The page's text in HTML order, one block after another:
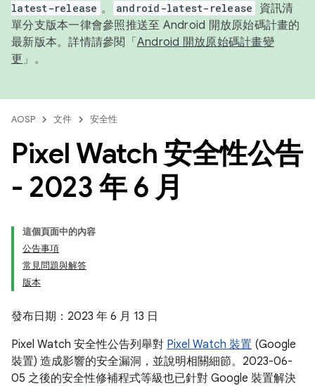
latest-release 。 android-latest-release
資訊清
單分支版本一律會參照推送至 Android 開放原始碼計畫的
最新版本。詳情請參閱「 Android 開放原始碼計畫變
更 」。
AOSP 文件 安全性
Pixel Watch 安全性公告
- 2023 年 6 月
這個頁面中的內容
公告事項
常見問題與解答
版本
發布日期：2023 年 6 月 13 日
Pixel Watch 安全性公告列舉對 Pixel Watch 裝置 (Google
裝置) 造成影響的安全漏洞，並說明相關細節。2023-06-
05 之後的安全性修補程式等級也已針對 Google 裝置解決